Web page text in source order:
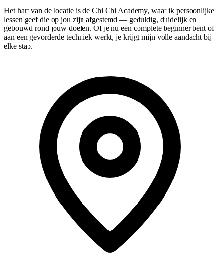
Het hart van de locatie is de Chi Chi Academy, waar ik persoonlijke
lessen geef die op jou zijn afgestemd — geduldig, duidelijk en
gebouwd rond jouw doelen. Of je nu een complete beginner bent of
aan een gevorderde techniek werkt, je krijgt mijn volle aandacht bij
elke stap.